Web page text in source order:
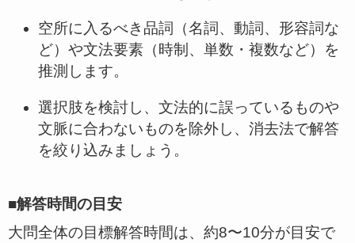
空所に入るべき品詞（名詞、動詞、形容詞な
ど）や文法要素（時制、単数・複数など）を
推測します。
選択肢を検討し、文法的に誤っているものや
文脈に合わないものを除外し、消去法で解答
を絞り込みましょう。
■解答時間の目安
大問全体の目標解答時間は、約8〜10分が目安で